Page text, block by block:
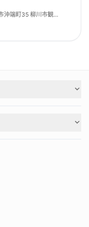
沖端町35 柳川市観光